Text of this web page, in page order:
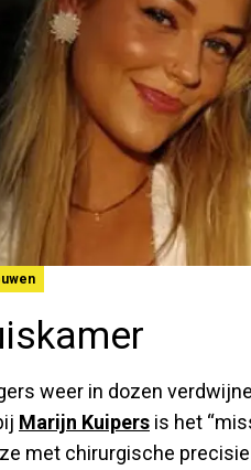
weer in dozen
Marijn Kuipers is het
met chirurgische